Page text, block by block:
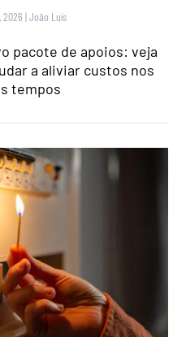
2026 |João Luís
pacote de apoios: veja
a aliviar custos nos
tempos